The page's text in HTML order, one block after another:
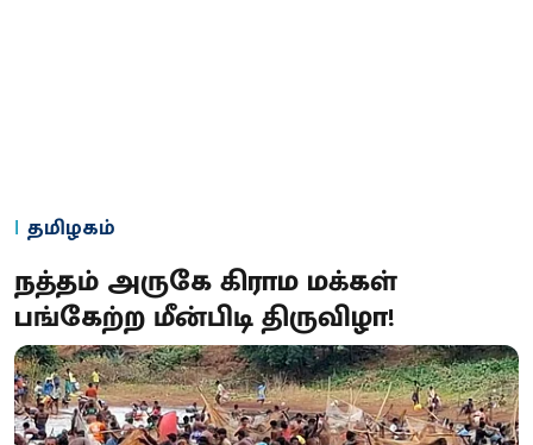
தமிழகம்
நத்தம் அருகே கிராம மக்கள்
பங்கேற்ற மீன்பிடி திருவிழா!